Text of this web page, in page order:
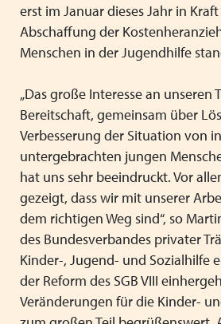
erst im Januar dieses Jahr in
Abschaffung der
Menschen in der Jugendhilfe
„Das große Interesse an unseren
Bereitschaft, gemeinsam über
Verbesserung der Situation von
untergebrachten jungen
hat uns sehr beeindruckt. Vor
gezeigt, dass wir mit unserer
dem richtigen Weg sind“, so
des Bundesverbandes privater
Kinder-, Jugend- und Sozialhilfe
der Reform des SGB VIII
Veränderungen für die Kinder-